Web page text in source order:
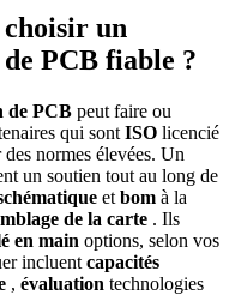
un
PCB fiable ?
de PCB peut faire ou
qui sont ISO licencié
normes élevées. Un
un soutien tout au long de
et bom à la
de la carte . Ils
en main options, selon vos
incluent capacités
, évaluation technologies